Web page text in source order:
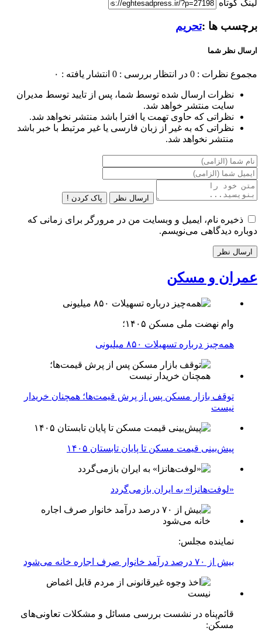
لینک کوتاه
برچسب ها :تحریم
ارسال نظر شما
مجموع نظرات : 0 در انتظار بررسی : 0 انتشار یافته : ۰
نظرات ارسال شده توسط شما، پس از تایید توسط مدیران
سایت منتشر خواهد شد.
نظراتی که حاوی تهمت یا افترا باشد منتشر نخواهد شد.
نظراتی که به غیر از زبان فارسی یا غیر مرتبط با خبر باشد
منتشر نخواهد شد.
ارسال نظر پاک کردن !
ذخیره نام، ایمیل و وبسایت من در مرورگر برای زمانی که
دوباره دیدگاهی می‌نویسم.
عمران و مسکن
وام نهضت ملی مسکن ۱۴۰۵؛
همه‌چیز درباره تسهیلات ۸۵۰ میلیونی
توقف بازار مسکن پس از پرش قیمت‌ها؛ همچنان خریدار
نیست
پیش‌بینی قیمت مسکن تا پایان تابستان ۱۴۰۵
«لوفت‌هانزا» به ایران بازمی‌گردد
نماینده مجلس:
بیش از ۷۰ درصد درآمد خانوار صرف اجاره خانه می‌شود
قائم‌پناه در نشست بررسی مسائل و مشکلات تعاونی‌های
مسکن: